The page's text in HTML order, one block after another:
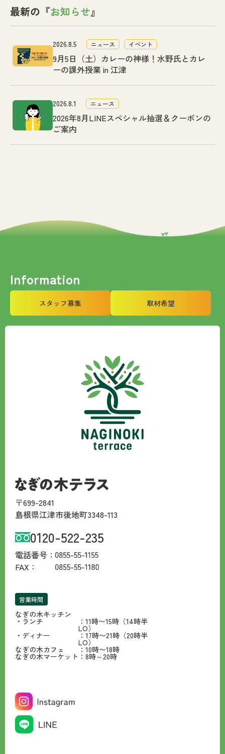
最新の『お知らせ』
2026.8.5 ニュース イベント
9月5日（土）カレーの神様！水野氏とカレ
ーの課外授業 in 江津
2026.8.1 ニュース
2026年8月LINEスペシャル抽選＆クーポンの
ご案内
Information
スタッフ募集 取材希望
〒699-2841
島根県江津市後地町3348-113
0120-522-235
電話番号：
FAX：
営業時間
なぎの木キッチン
・ランチ ：11時〜15時（14時半
LO）
・ディナー ：17時〜21時（20時半
LO）
なぎの木カフェ ：10時〜18時
なぎの木マーケット ：8時～20時